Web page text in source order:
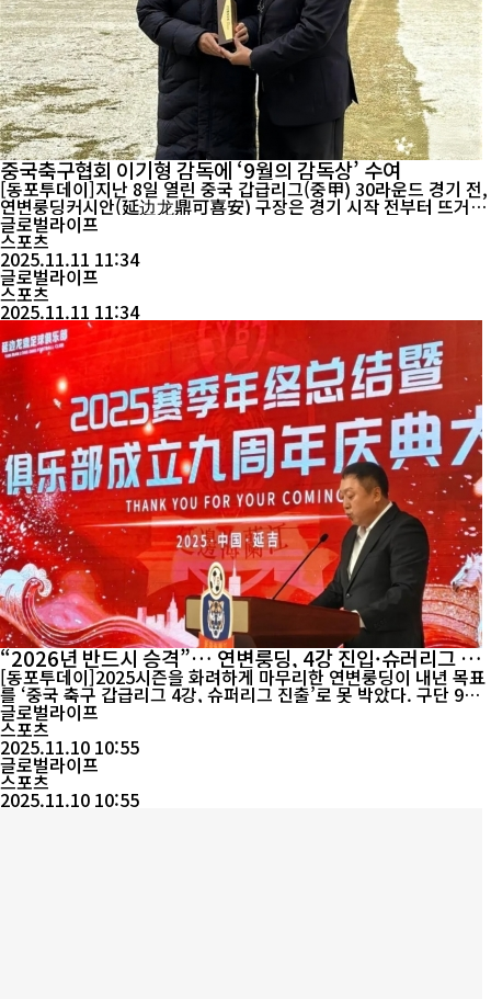
중국축구협회 이기형 감독에 ‘9월의 감독상’ 수여
[동포투데이]지난 8일 열린 중국 갑급리그(중甲) 30라운드 경기 전,
연변룽딩커시안(延边龙鼎可喜安) 구장은 경기 시작 전부터 뜨거운
박수로 물들었다. 홈팀 연변룽딩의 이기형(李基珩) 감독이 ‘2025년
9월 중국 축구 갑급리그 이달의 감독상’을 수상하며 팬들의 뜨거운
환호를 받았다. 이날 시상식은 경기 전 간소하지만 뜻깊게 진행됐다.
중국 축구협회 경기감독관 왕스제(王世杰)가 직접 트로피를 전...
글로벌라이프
스포츠
2025.11.11 11:34
글로벌라이프
스포츠
2025.11.11 11:34
“2026년 반드시 승격”… 연변룽딩, 4강 진입·슈러리그 도
전 선언
[동포투데이]2025시즌을 화려하게 마무리한 연변룽딩이 내년 목표
를 ‘중국 축구 갑급리그 4강, 슈퍼리그 진출’로 못 박았다. 구단 9주
년 기념식에서 장문길(张文吉) 구단주는 “2026시즌엔 반드시 상위
4강에 들고, 슈퍼리그 승격에 도전하겠다”고 힘주어 말했다. 이번
선언은 성과 위에서 나온 자신감이다. 연변룽딩은 올 시즌 16승 7무
7패, 승점 55점으로 4위를 기록하며 ‘8위 안착, 4강 도전’ 목표를 ...
글로벌라이프
스포츠
2025.11.10 10:55
글로벌라이프
스포츠
2025.11.10 10:55